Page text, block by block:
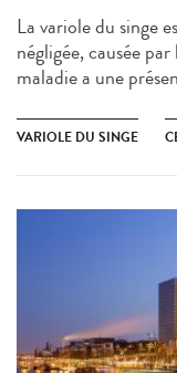
La variole du singe
négligée, causée
maladie a une
VARIOLE DU SINGE